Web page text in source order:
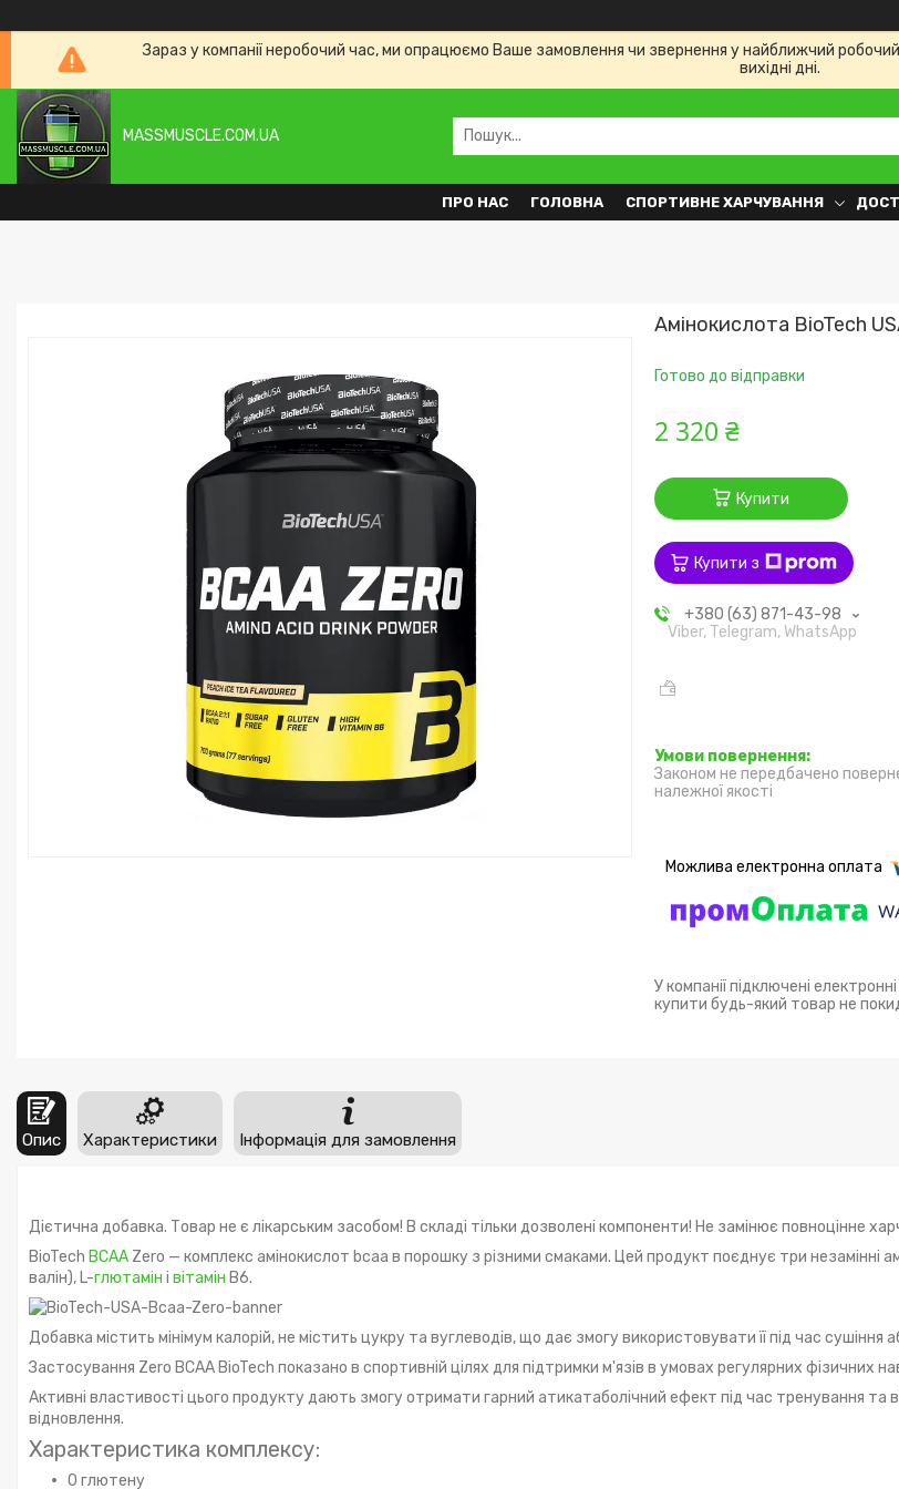
Зараз у компанії неробочий час, ми опрацюємо Ваше замовлення чи звернення у найближчий
вихідні дні.
MASSMUSCLE.COM.UA
ПРО НАС ГОЛОВНА СПОРТИВНЕ ХАРЧУВАННЯ
Амінокислота BioTech
Готово до відправки
2 320 ₴
Купити
Купити з
+380 (63) 871-43-98
Viber, Telegram, WhatsApp
Законом не передбачено
належної якості
У компанії підключені
купити будь-який товар не
Опис Характеристики Інформація для замовлення
Дієтична добавка. Товар не є лікарським засобом! В складі тільки дозволені компоненти! Не замінює повноцінне
BioTech BCAA Zero — комплекс амінокислот bcaa в порошку з різними смаками. Цей продукт поєднує три незамінні
валін), L-глютамін і вітамін B6.
Добавка містить мінімум калорій, не містить цукру та вуглеводів, що дає змогу використовувати її під час сушіння
Застосування Zero BCAA BioTech показано в спортивній цілях для підтримки м'язів в умовах регулярних фізичних
Активні властивості цього продукту дають змогу отримати гарний атикатаболічний ефект під час тренування та
відновлення.
Характеристика комплексу:
0 глютену